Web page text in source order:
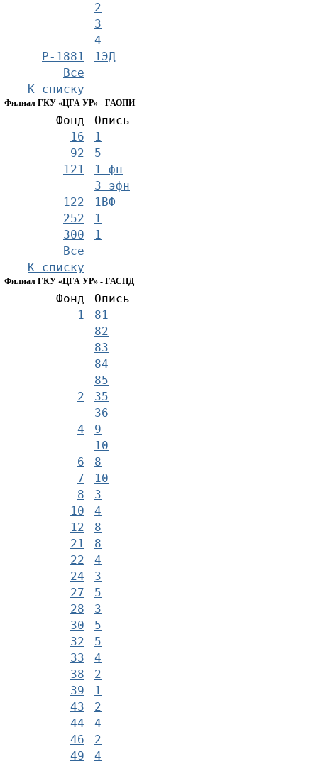
2
3
4
Р-1881
1ЭД
Все
К списку
Филиал ГКУ «ЦГА УР» - ГАОПИ
Фонд
Опись
16
1
92
5
121
1 фн
3 эфн
122
1ВФ
252
1
300
1
Все
К списку
Филиал ГКУ «ЦГА УР» - ГАСПД
Фонд
Опись
1
81
82
83
84
85
2
35
36
4
9
10
6
8
7
10
8
3
10
4
12
8
21
8
22
4
24
3
27
5
28
3
30
5
32
5
33
4
38
2
39
1
43
2
44
4
46
2
49
4